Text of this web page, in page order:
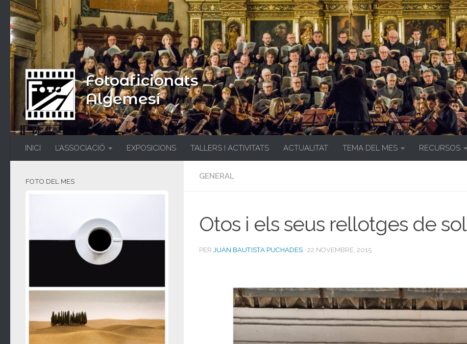
Fotoaficionats
Algemesí
INICI L’ASSOCIACIÓ EXPOSICIONS TALLERS I ACTIVITATS ACTUALITAT TEMA DEL MES RECURSOS
GENERAL
Otos i els seus rellotges de sol
PER JUAN BAUTISTA PUCHADES · 22 NOVEMBRE, 2015
FOTO DEL MES